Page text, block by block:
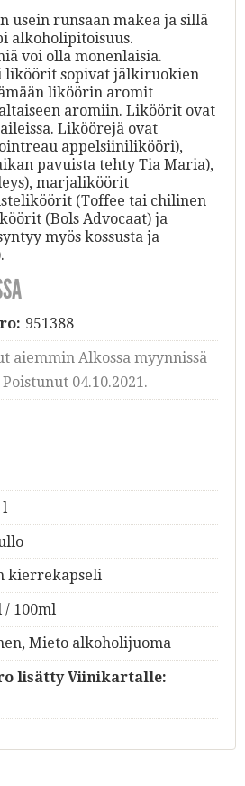
usein runsaan makea ja sillä
alkoholipitoisuus.
voi olla monenlaisia.
liköörit sopivat jälkiruokien
liköörin aromit
aromiin. Liköörit ovat
Liköörejä ovat
appelsiinilikööri),
pavuista tehty Tia Maria),
marjaliköörit
(Toffee tai chilinen
(Bols Advocaat) ja
myös kossusta ja
951388
aiemmin Alkossa myynnissä
04.10.2021.
l
kierrekapseli
/ 100ml
Mieto alkoholijuoma
lisätty Viinikartalle: